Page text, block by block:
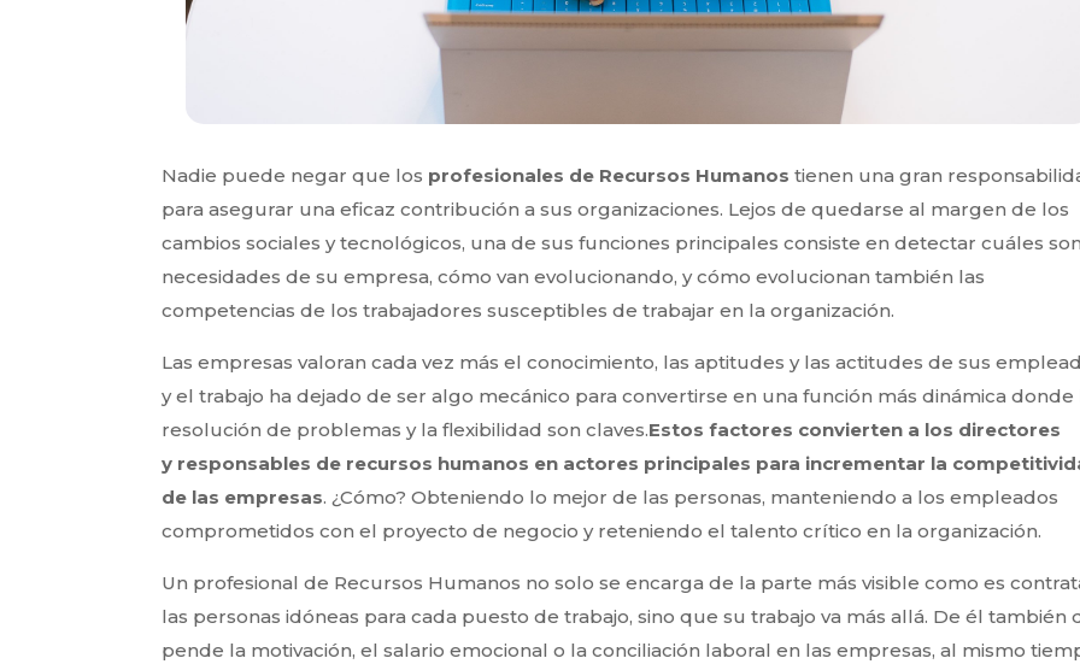
Nadie puede negar que los profesionales de Recursos Humanos tienen una gran
para asegurar una eficaz contribución a sus organizaciones. Lejos de quedarse al margen de los
cambios sociales y tecnológicos, una de sus funciones principales consiste en detectar cuáles
necesidades de su empresa, cómo van evolucionando, y cómo evolucionan también las
competencias de los trabajadores susceptibles de trabajar en la organización.
Las empresas valoran cada vez más el conocimiento, las aptitudes y las actitudes de sus
y el trabajo ha dejado de ser algo mecánico para convertirse en una función más dinámica donde
resolución de problemas y la flexibilidad son claves.Estos factores convierten a los directores
y responsables de recursos humanos en actores principales para incrementar la
de las empresas. ¿Cómo? Obteniendo lo mejor de las personas, manteniendo a los empleados
comprometidos con el proyecto de negocio y reteniendo el talento crítico en la organización.
Un profesional de Recursos Humanos no solo se encarga de la parte más visible como es
las personas idóneas para cada puesto de trabajo, sino que su trabajo va más allá. De él también
pende la motivación, el salario emocional o la conciliación laboral en las empresas, al mismo